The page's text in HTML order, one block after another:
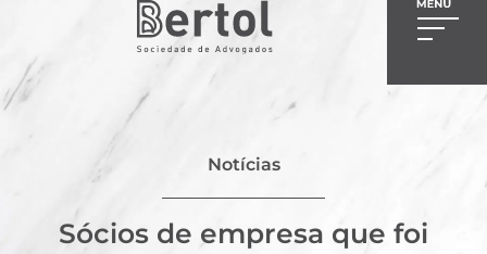
Notícias
Sócios de empresa que foi